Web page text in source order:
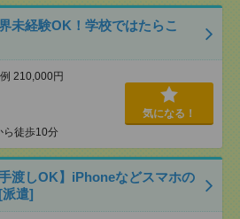
未経験OK！学校ではたらこ
210,000円
ら徒歩10分
気になる！
渡しOK】iPhoneなどスマホの
遣]